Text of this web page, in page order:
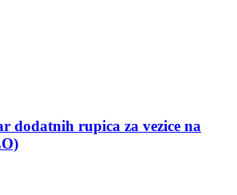
dodatnih rupica za vezice na